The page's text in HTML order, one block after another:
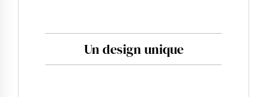
Un design unique